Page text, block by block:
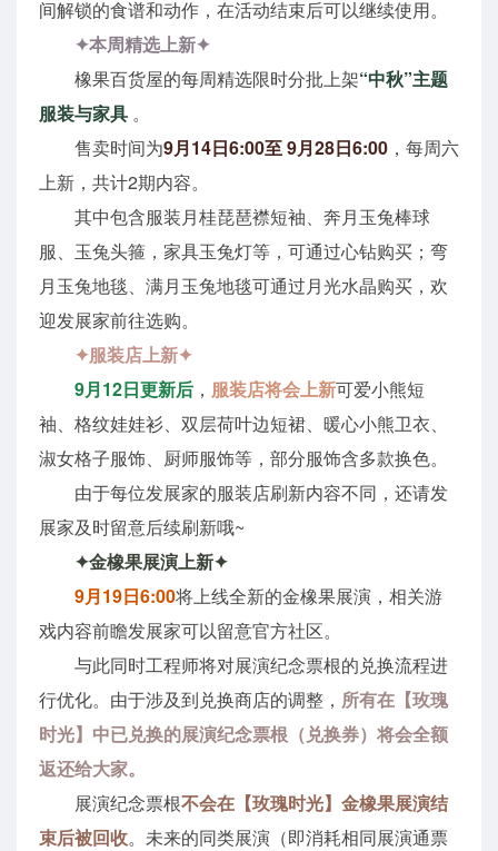
间解锁的食谱和动作，在活动结束后可以继续使用。
✦本周精选上新✦
橡果百货屋的每周精选限时分批上架“中秋”主题
服装与家具 。
售卖时间为9月14日6:00至 9月28日6:00 ，每周六
上新，共计2期内容。
其中包含服装月桂琵琶襟短袖、奔月玉兔棒球
服、玉兔头箍，家具玉兔灯等，可通过心钻购买；弯
月玉兔地毯、满月玉兔地毯可通过月光水晶购买，欢
迎发展家前往选购。
✦服装店上新✦
9月12日更新后 ， 服装店将会上新可爱小熊短
袖、格纹娃娃衫、双层荷叶边短裙、暖心小熊卫衣、
淑女格子服饰、厨师服饰等，部分服饰含多款换色。
由于每位发展家的服装店刷新内容不同，还请发
展家及时留意后续刷新哦~
✦金橡果展演上新✦
9月19日6:00将上线全新的金橡果展演，相关游
戏内容前瞻发展家可以留意官方社区。
与此同时工程师将对展演纪念票根的兑换流程进
行优化。由于涉及到兑换商店的调整， 所有在【玫瑰
时光】中已兑换的展演纪念票根（兑换券）将会全额
返还给大家。
展演纪念票根不会在【玫瑰时光】金橡果展演结
束后被回收。未来的同类展演（即消耗相同展演通票